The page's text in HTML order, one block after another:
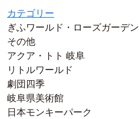
カテゴリー
ぎふワールド・ローズガーデン
その他
アクア・トト 岐阜
リトルワールド
劇団四季
岐阜県美術館
日本モンキーパーク